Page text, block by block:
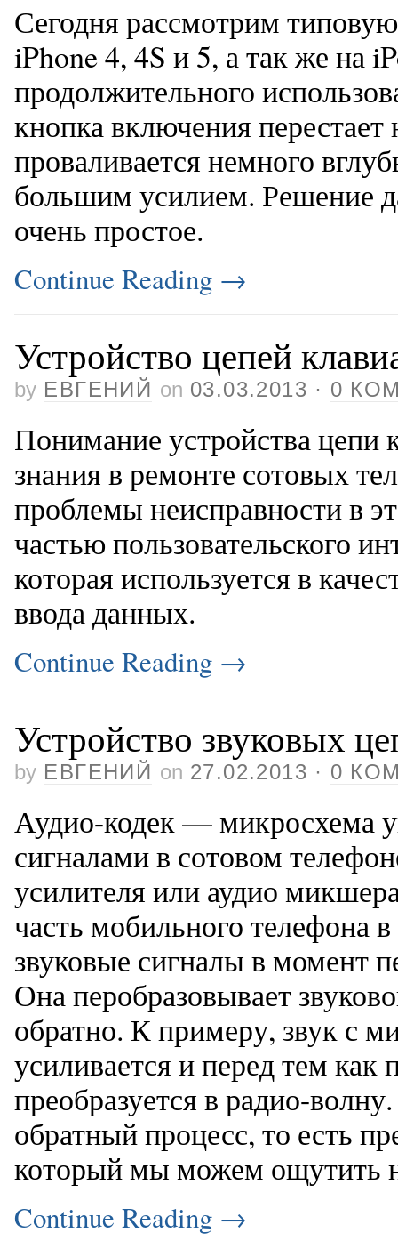
Сегодня рассмотрим
iPhone 4, 4S и 5, а так же на
продолжительного
кнопка включения
проваливается немного
большим усилием. Решение
очень простое.
Continue Reading →
Устройство цепей
by ЕВГЕНИЙ on 03.03.2013 · 0
Понимание устройства цепи
знания в ремонте сотовых
проблемы неисправности в
частью пользовательского
которая используется в
ввода данных.
Continue Reading →
Устройство звуковых
by ЕВГЕНИЙ on 27.02.2013 · 0
Аудио-кодек — микросхема
сигналами в сотовом
усилителя или аудио
часть мобильного телефона
звуковые сигналы в момент
Она перобразовывает
обратно. К примеру, звук с
усиливается и перед тем как
преобразуется в радио-
обратный процесс, то есть
который мы можем ощутить
Continue Reading →